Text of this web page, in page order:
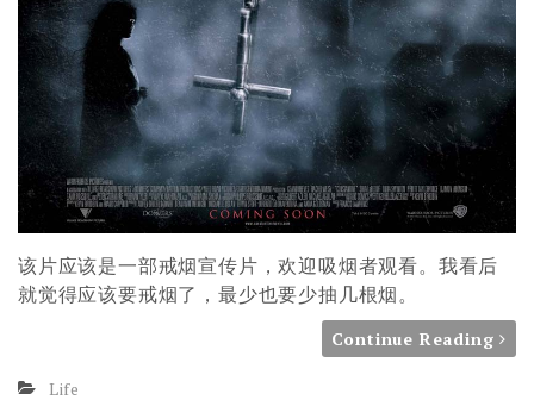
该片应该是一部戒烟宣传片，欢迎吸烟者观看。我看后
就觉得应该要戒烟了，最少也要少抽几根烟。
Continue Reading
Life